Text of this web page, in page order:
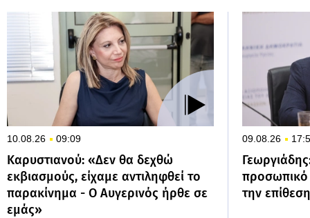
10.08.26 09:09
Καρυστιανού: «Δεν θα δεχθώ
εκβιασμούς, είχαμε αντιληφθεί το
παρακίνημα - Ο Αυγερινός ήρθε σε
εμάς»
09.08.26
προσωπικό
την